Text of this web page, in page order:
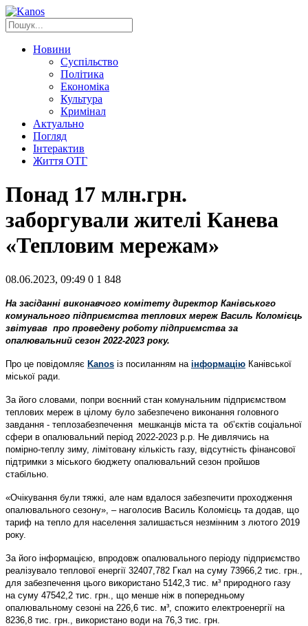
Новини
Суспільство
Політика
Економіка
Культура
Кримінал
Актуально
Погляд
Інтерактив
Життя ОТГ
Понад 17 млн.грн.
заборгували жителі Канева
«Тепловим мережам»
08.06.2023, 09:49 0 1 848
На засіданні виконавчого комітету директор Канівського
комунального підприємства теплових мереж Василь Коломієць
звітував про проведену роботу підприємства за
опалювальний сезон 2022-2023 року.
Про це повідомляє Kanos із посиланням на інформацію Канівської
міської ради.
За його словами, попри воєнний стан комунальним підприємством
теплових мереж в цілому було забезпечено виконання головного
завдання - теплозабезпечення мешканців міста та об’єктів соціальної
сфери в опалювальний період 2022-2023 р.р. Не дивлячись на
помірно-теплу зиму, лімітовану кількість газу, відсутність фінансової
підтримки з міського бюджету опалювальний сезон пройшов
стабільно.
«Очікування були тяжкі, але нам вдалося забезпечити проходження
опалювального сезону», – наголосив Василь Коломієць та додав, що
тариф на тепло для населення залишається незмінним з лютого 2019
року.
За його інформацією, впродовж опалювального періоду підприємство
реалізувало теплової енергії 32407,782 Гкал на суму 73966,2 тис. грн.,
для забезпечення цього використано 5142,3 тис. м³ природного газу
на суму 47542,2 тис. грн., що менше ніж в попередньому
опалювальному сезоні на 226,6 тис. м³, спожито електроенергії на
8236,8 тис. грн., використано води на 76,3 тис. грн.